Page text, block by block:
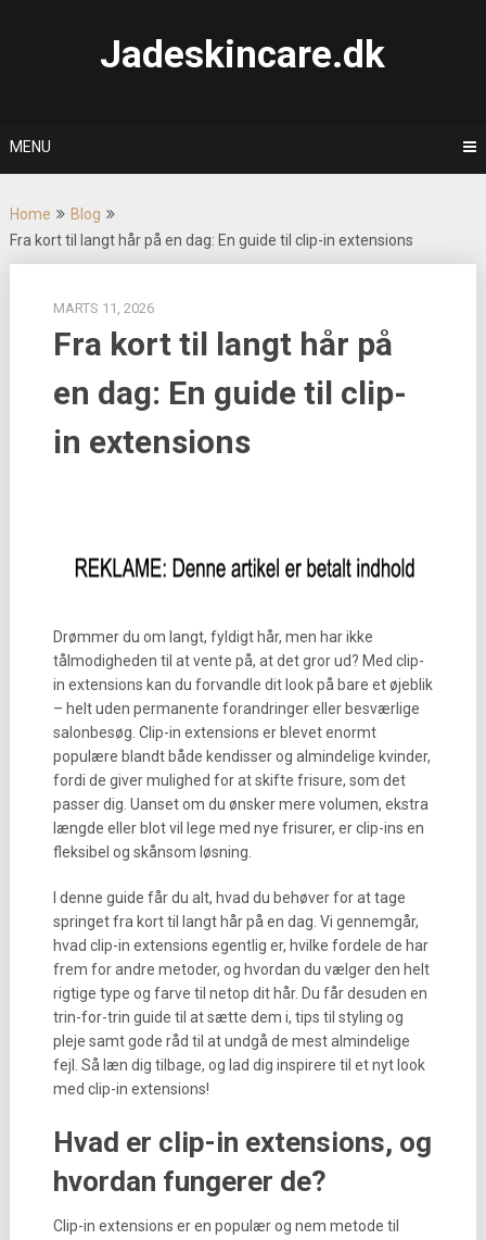
Jadeskincare.dk
MENU
Home
Blog
Fra kort til langt hår på en dag: En guide til clip-in extensions
MARTS 11, 2026
Fra kort til langt hår på
en dag: En guide til clip-
in extensions
Drømmer du om langt, fyldigt hår, men har ikke
tålmodigheden til at vente på, at det gror ud? Med clip-
in extensions kan du forvandle dit look på bare et øjeblik
– helt uden permanente forandringer eller besværlige
salonbesøg. Clip-in extensions er blevet enormt
populære blandt både kendisser og almindelige kvinder,
fordi de giver mulighed for at skifte frisure, som det
passer dig. Uanset om du ønsker mere volumen, ekstra
længde eller blot vil lege med nye frisurer, er clip-ins en
fleksibel og skånsom løsning.
I denne guide får du alt, hvad du behøver for at tage
springet fra kort til langt hår på en dag. Vi gennemgår,
hvad clip-in extensions egentlig er, hvilke fordele de har
frem for andre metoder, og hvordan du vælger den helt
rigtige type og farve til netop dit hår. Du får desuden en
trin-for-trin guide til at sætte dem i, tips til styling og
pleje samt gode råd til at undgå de mest almindelige
fejl. Så læn dig tilbage, og lad dig inspirere til et nyt look
med clip-in extensions!
Hvad er clip-in extensions, og
hvordan fungerer de?
Clip-in extensions er en populær og nem metode til